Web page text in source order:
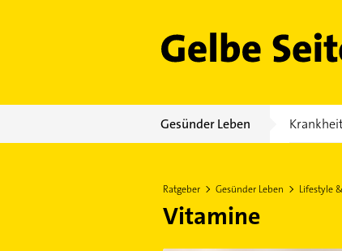
Gelbe Seiten
Gesünder Leben
Ratgeber Gesünder Leben Lifestyle
Vitamine